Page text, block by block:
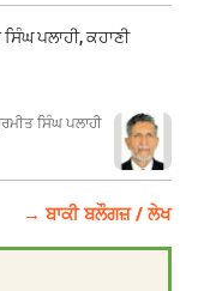
ਪਲਾਹੀ, ਕਹਾਣੀ
ਸਿੰਘ ਪਲਾਹੀ
→ ਬਾਕੀ ਬਲੌਗਜ਼ / ਲੇਖ